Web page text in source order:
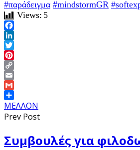
#παράδειγμα #mindstormGR
Views: 5
Facebook
LinkedIn
Twitter
Pinterest
Copy
Link
Email
Gmail
Share
ΜΕΛΛΟΝ
Prev Post
Συμβουλές για